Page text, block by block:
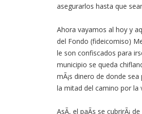
asegurarlos hasta que
Ahora vayamos al hoy y
del Fondo (fideicomiso)
le son confiscados para
municipio se queda
mÃ¡s dinero de donde
la mitad del camino por la
AsÃ­, el paÃ­s se cubrirÃ¡